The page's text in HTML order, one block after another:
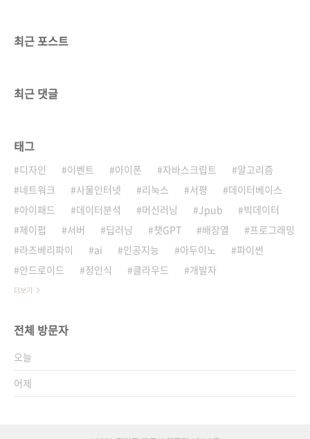
최근 포스트
최근 댓글
태그
디자인 이벤트 아이폰 자바스크립트
알고리즘
네트워크
사물인터넷 리눅스 서평
데이터베이스
아이패드
데이터분석 머신러닝 Jpub
빅데이터
제이펍
서버 딥러닝 챗GPT 배장열
프로그래밍
라즈베리파이
ai 인공지능 아두이노
파이썬
안드로이드
정인식 클라우드 개발자
더보기
전체 방문자
오늘
어제